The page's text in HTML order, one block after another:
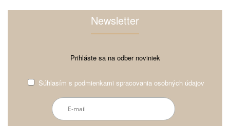
Newsletter
Prihláste sa na odber noviniek
Súhlasím s podmienkami spracovania osobných údajov